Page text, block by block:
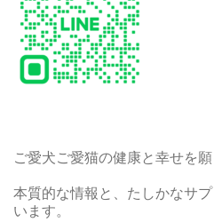
ご愛犬ご愛猫の健康と幸せを願
本質的な情報と、たしかなサ
います。